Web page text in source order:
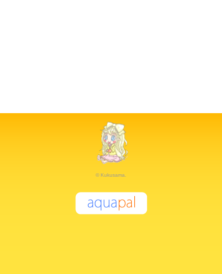
© Kukusama.